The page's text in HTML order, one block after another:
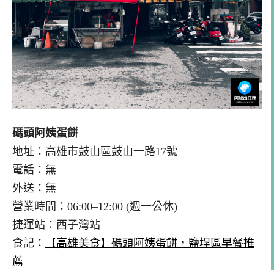
碼頭阿姨蛋餅
地址：高雄市鼓山區鼓山一路17號
電話：無
外送：無
營業時間：06:00–12:00 (週一公休)
捷運站：西子灣站
食記：
【高雄美食】碼頭阿姨蛋餅，鹽埕區早餐推
薦